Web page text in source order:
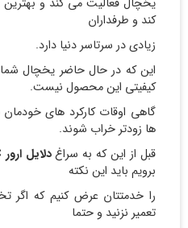
یخچال فعالیت می کند و
کند و طرفداران
زیادی در سرتاسر دنیا دارد.
این که در حال حاضر یخچال
کیفیتی این محصول نیست.
گاهی اوقات کارکرد های
ها زودتر خراب شوند.
قبل از این که به سراغدلایل ارور CC در یخچال جنرال الکتریک
برویم باید این نکته
را خدمتتان عرض کنیم که اگر
تعمیر نزنید و حتما